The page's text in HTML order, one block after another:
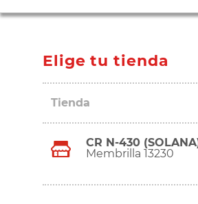
Elige tu tienda
Tienda
CR N-430
Membrilla 13230